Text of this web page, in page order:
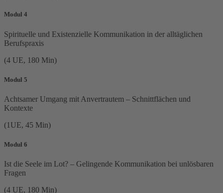
Modul 4
Spirituelle und Existenzielle Kommunikation in der alltäglichen
Berufspraxis
(4 UE, 180 Min)
Modul 5
Achtsamer Umgang mit Anvertrautem – Schnittflächen und
Kontexte
(1UE, 45 Min)
Modul 6
Ist die Seele im Lot? – Gelingende Kommunikation bei unlösbaren
Fragen
(4 UE, 180 Min)